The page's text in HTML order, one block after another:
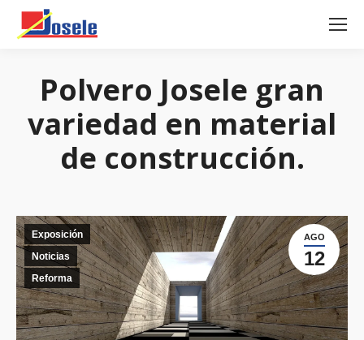
Polvero Josele gran
variedad en material
de construcción.
AGO
12
Exposición
Noticias
Reforma